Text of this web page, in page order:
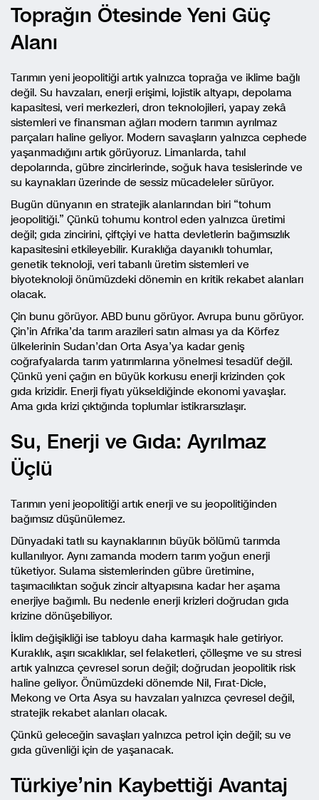
Toprağın Ötesinde Yeni Güç
Alanı
Tarımın yeni jeopolitiği artık yalnızca toprağa ve iklime bağlı
değil. Su havzaları, enerji erişimi, lojistik altyapı, depolama
kapasitesi, veri merkezleri, dron teknolojileri, yapay zekâ
sistemleri ve finansman ağları modern tarımın ayrılmaz
parçaları haline geliyor. Modern savaşların yalnızca cephede
yaşanmadığını artık görüyoruz. Limanlarda, tahıl
depolarında, gübre zincirlerinde, soğuk hava tesislerinde ve
su kaynakları üzerinde de sessiz mücadeleler sürüyor.
Bugün dünyanın en stratejik alanlarından biri “tohum
jeopolitiği.” Çünkü tohumu kontrol eden yalnızca üretimi
değil; gıda zincirini, çiftçiyi ve hatta devletlerin bağımsızlık
kapasitesini etkileyebilir. Kuraklığa dayanıklı tohumlar,
genetik teknoloji, veri tabanlı üretim sistemleri ve
biyoteknoloji önümüzdeki dönemin en kritik rekabet alanları
olacak.
Çin bunu görüyor. ABD bunu görüyor. Avrupa bunu görüyor.
Çin’in Afrika’da tarım arazileri satın alması ya da Körfez
ülkelerinin Sudan’dan Orta Asya’ya kadar geniş
coğrafyalarda tarım yatırımlarına yönelmesi tesadüf değil.
Çünkü yeni çağın en büyük korkusu enerji krizinden çok
gıda krizidir. Enerji fiyatı yükseldiğinde ekonomi yavaşlar.
Ama gıda krizi çıktığında toplumlar istikrarsızlaşır.
Su, Enerji ve Gıda: Ayrılmaz
Üçlü
Tarımın yeni jeopolitiği artık enerji ve su jeopolitiğinden
bağımsız düşünülemez.
Dünyadaki tatlı su kaynaklarının büyük bölümü tarımda
kullanılıyor. Aynı zamanda modern tarım yoğun enerji
tüketiyor. Sulama sistemlerinden gübre üretimine,
taşımacılıktan soğuk zincir altyapısına kadar her aşama
enerjiye bağımlı. Bu nedenle enerji krizleri doğrudan gıda
krizine dönüşebiliyor.
İklim değişikliği ise tabloyu daha karmaşık hale getiriyor.
Kuraklık, aşırı sıcaklıklar, sel felaketleri, çölleşme ve su stresi
artık yalnızca çevresel sorun değil; doğrudan jeopolitik risk
haline geliyor. Önümüzdeki dönemde Nil, Fırat-Dicle,
Mekong ve Orta Asya su havzaları yalnızca çevresel değil,
stratejik rekabet alanları olacak.
Çünkü geleceğin savaşları yalnızca petrol için değil; su ve
gıda güvenliği için de yaşanacak.
Türkiye’nin Kaybettiği Avantaj